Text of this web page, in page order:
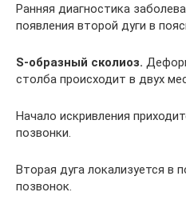
Ранняя диагностика
появления второй дуги в
S-образный сколиоз.
столба происходит в двух
Начало искривления
позвонки.
Вторая дуга локализуется в
позвонок.